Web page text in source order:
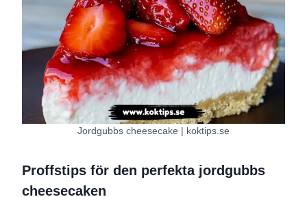
Jordgubbs cheesecake | koktips.se
Proffstips för den perfekta jordgubbs
cheesecaken